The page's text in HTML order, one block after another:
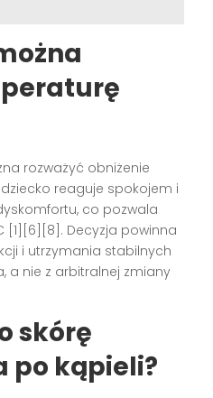
rozważyć obniżenie
reaguje spokojem i
co pozwala
[1][6][8]. Decyzja powinna
i utrzymania stabilnych
a nie z arbitralnej zmiany
skórę
po kąpieli?